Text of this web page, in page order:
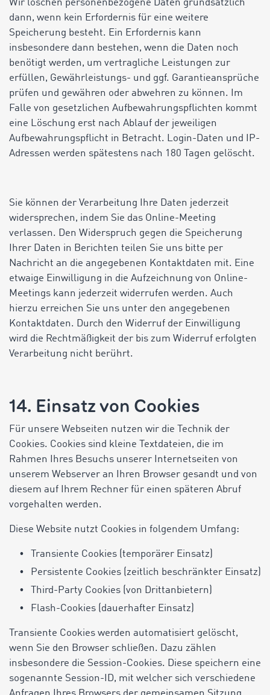
Wir löschen personenbezogene Daten grundsätzlich
dann, wenn kein Erfordernis für eine weitere
Speicherung besteht. Ein Erfordernis kann
insbesondere dann bestehen, wenn die Daten noch
benötigt werden, um vertragliche Leistungen zur
erfüllen, Gewährleistungs- und ggf. Garantieansprüche
prüfen und gewähren oder abwehren zu können. Im
Falle von gesetzlichen Aufbewahrungspflichten kommt
eine Löschung erst nach Ablauf der jeweiligen
Aufbewahrungspflicht in Betracht. Login-Daten und IP-
Adressen werden spätestens nach 180 Tagen gelöscht.
Sie können der Verarbeitung Ihre Daten jederzeit
widersprechen, indem Sie das Online-Meeting
verlassen. Den Widerspruch gegen die Speicherung
Ihrer Daten in Berichten teilen Sie uns bitte per
Nachricht an die angegebenen Kontaktdaten mit. Eine
etwaige Einwilligung in die Aufzeichnung von Online-
Meetings kann jederzeit widerrufen werden. Auch
hierzu erreichen Sie uns unter den angegebenen
Kontaktdaten. Durch den Widerruf der Einwilligung
wird die Rechtmäßigkeit der bis zum Widerruf erfolgten
Verarbeitung nicht berührt.
14. Einsatz von Cookies
Für unsere Webseiten nutzen wir die Technik der
Cookies. Cookies sind kleine Textdateien, die im
Rahmen Ihres Besuchs unserer Internetseiten von
unserem Webserver an Ihren Browser gesandt und von
diesem auf Ihrem Rechner für einen späteren Abruf
vorgehalten werden.
Diese Website nutzt Cookies in folgendem Umfang:
Transiente Cookies (temporärer Einsatz)
Persistente Cookies (zeitlich beschränkter Einsatz)
Third-Party Cookies (von Drittanbietern)
Flash-Cookies (dauerhafter Einsatz)
Transiente Cookies werden automatisiert gelöscht,
wenn Sie den Browser schließen. Dazu zählen
insbesondere die Session-Cookies. Diese speichern eine
sogenannte Session-ID, mit welcher sich verschiedene